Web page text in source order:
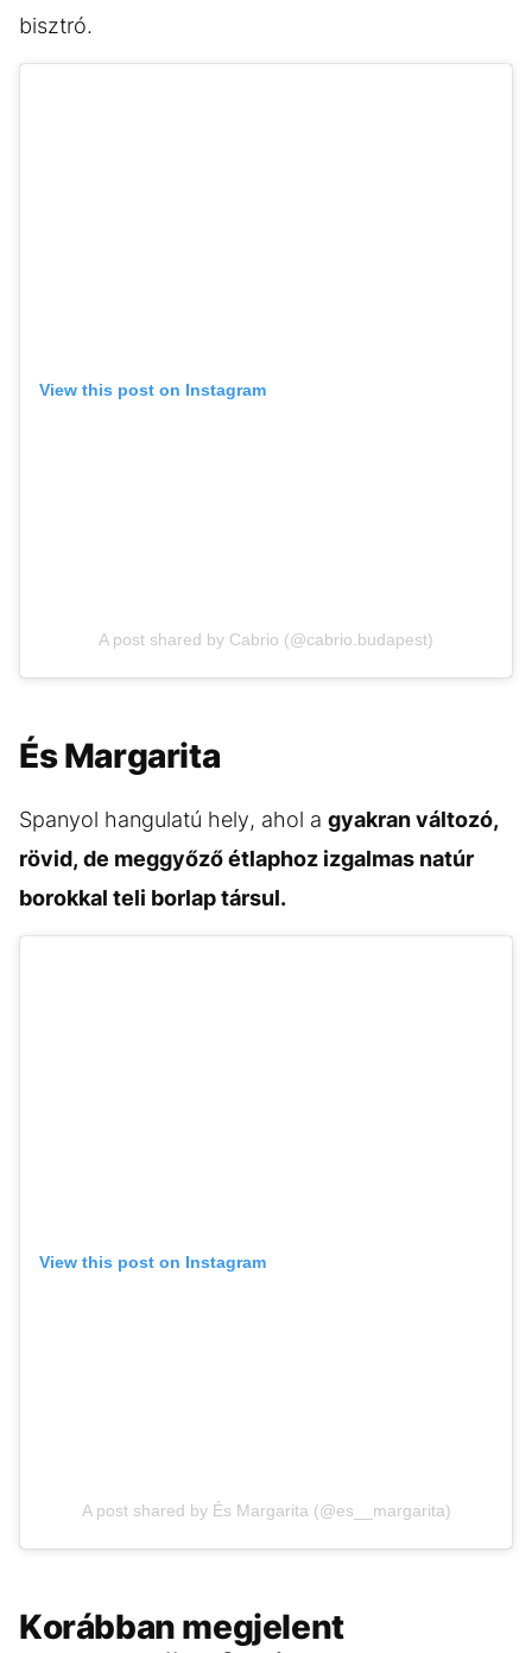
bisztró.
View this post on Instagram
A post shared by Cabrio (@cabrio.budapest)
És Margarita
Spanyol hangulatú hely, ahol a gyakran változó,
rövid, de meggyőző étlaphoz izgalmas natúr
borokkal teli borlap társul.
View this post on Instagram
A post shared by És Margarita (@es__margarita)
Korábban megjelent